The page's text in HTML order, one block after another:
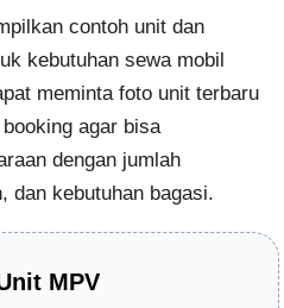
contoh unit dan
kebutuhan sewa mobil
meminta foto unit terbaru
agar bisa
dengan jumlah
dan kebutuhan bagasi.
MPV